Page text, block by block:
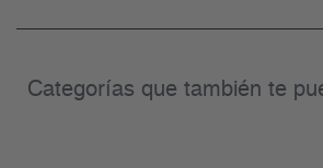
Categorías que también te